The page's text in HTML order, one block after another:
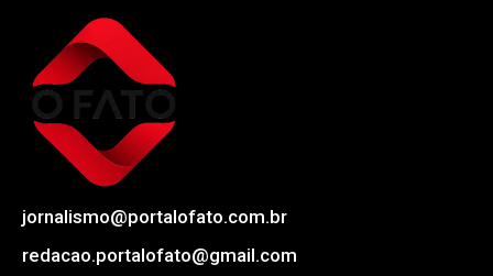
jornalismo@portalofato.com.br
redacao.portalofato@gmail.com